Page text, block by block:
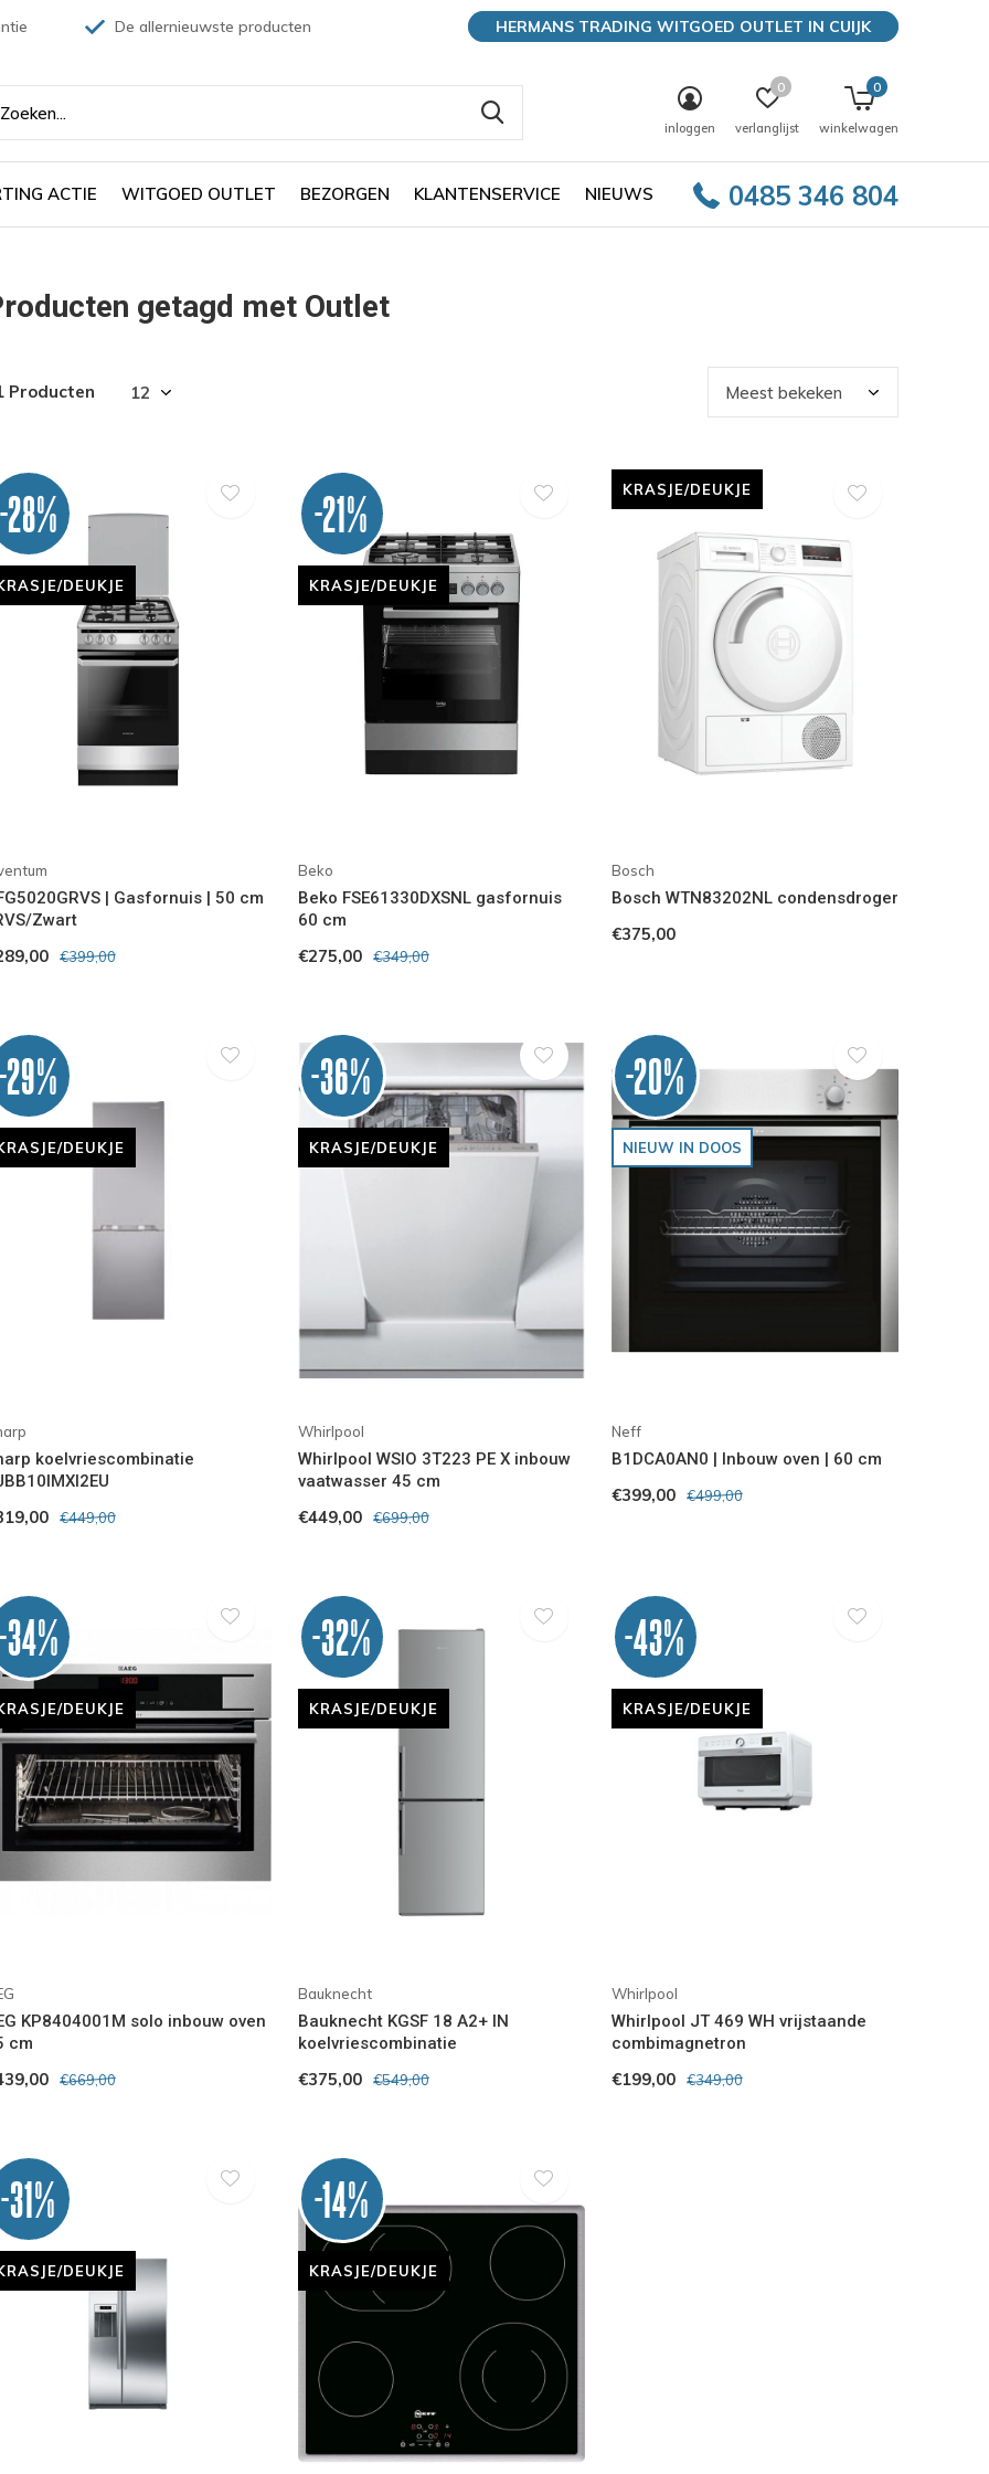
ACTIE WITGOED OUTLET BEZORGEN KLANTENSERVICE NIEUWS 0485 346 804
inloggen verlanglijst
0
winkelwagen
0
De allernieuwste producten HERMANS TRADING WITGOED OUTLET IN CUIJK
getagd met Outlet
Producten
-28%
DEUKJE
| Gasfornuis | 50 cm
Zwart
€399,00
-21%
KRASJE/DEUKJE
Beko
Beko FSE61330DXSNL gasfornuis
60 cm
€275,00 €349,00
KRASJE/DEUKJE
Bosch
Bosch WTN83202NL condensdroger
€375,00
-29%
DEUKJE
koelvriescombinatie
€449,00
-36%
KRASJE/DEUKJE
Whirlpool
Whirlpool WSIO 3T223 PE X inbouw
vaatwasser 45 cm
€449,00 €699,00
-20%
NIEUW IN DOOS
Neff
B1DCA0AN0 | Inbouw oven | 60 cm
€399,00 €499,00
DEUKJE
KP8404001M solo inbouw oven
cm
€669,00
-32%
KRASJE/DEUKJE
Bauknecht
Bauknecht KGSF 18 A2+ IN
koelvriescombinatie
€375,00 €549,00
-43%
KRASJE/DEUKJE
Whirlpool
Whirlpool JT 469 WH vrijstaande
combimagnetron
€199,00 €349,00
-31%
DEUKJE
-14%
KRASJE/DEUKJE